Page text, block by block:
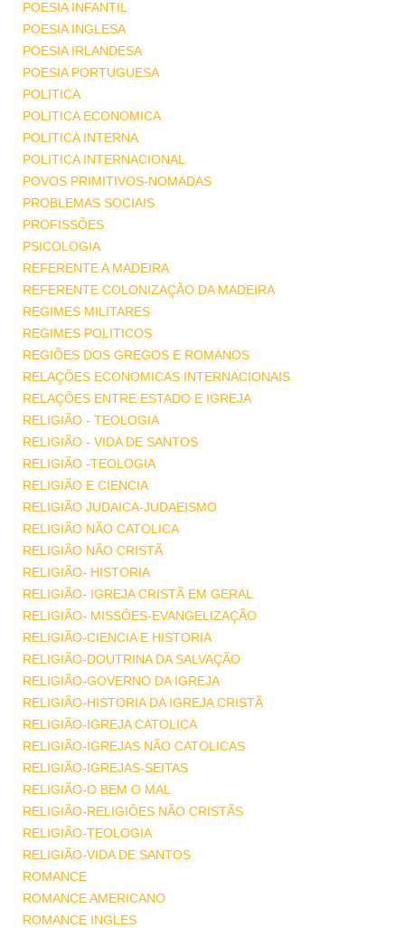
POESIA INFANTIL
POESIA INGLESA
POESIA IRLANDESA
POESIA PORTUGUESA
POLITICA
POLITICA ECONOMICA
POLITICA INTERNA
POLITICA INTERNACIONAL
POVOS PRIMITIVOS-NOMADAS
PROBLEMAS SOCIAIS
PROFISSÕES
PSICOLOGIA
REFERENTE A MADEIRA
REFERENTE COLONIZAÇÃO DA MADEIRA
REGIMES MILITARES
REGIMES POLITICOS
REGIÕES DOS GREGOS E ROMANOS
RELAÇÕES ECONOMICAS INTERNACIONAIS
RELAÇÕES ENTRE ESTADO E IGREJA
RELIGIÃO - TEOLOGIA
RELIGIÃO - VIDA DE SANTOS
RELIGIÃO -TEOLOGIA
RELIGIÃO E CIENCIA
RELIGIÃO JUDAICA-JUDAEISMO
RELIGIÃO NÃO CATOLICA
RELIGIÃO NÃO CRISTÃ
RELIGIÃO- HISTORIA
RELIGIÃO- IGREJA CRISTÃ EM GERAL
RELIGIÃO- MISSÕES-EVANGELIZAÇÃO
RELIGIÃO-CIENCIA E HISTORIA
RELIGIÃO-DOUTRINA DA SALVAÇÃO
RELIGIÃO-GOVERNO DA IGREJA
RELIGIÃO-HISTORIA DA IGREJA CRISTÃ
RELIGIÃO-IGREJA CATOLICA
RELIGIÃO-IGREJAS NÃO CATOLICAS
RELIGIÃO-IGREJAS-SEITAS
RELIGIÃO-O BEM O MAL
RELIGIÃO-RELIGIÕES NÃO CRISTÃS
RELIGIÃO-TEOLOGIA
RELIGIÃO-VIDA DE SANTOS
ROMANCE
ROMANCE AMERICANO
ROMANCE INGLES